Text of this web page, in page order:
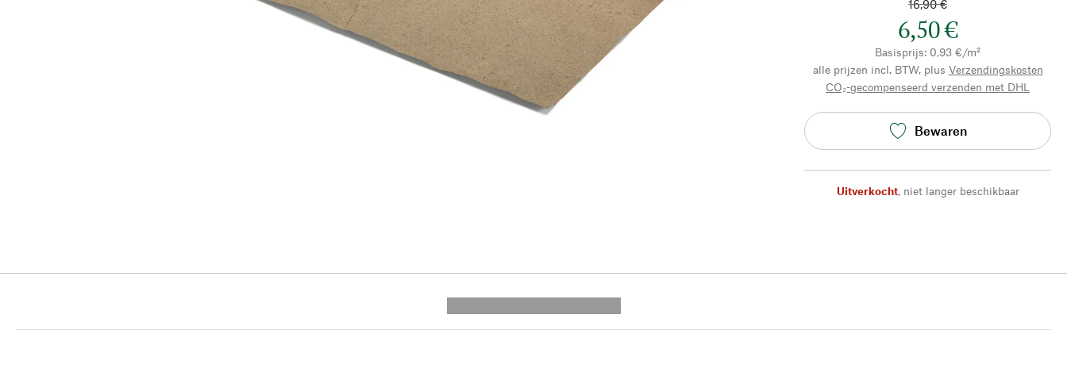
16,90 €
6,50 €
Basisprijs: 0,93 €/m²
alle prijzen incl. BTW, plus Verzendingskosten
CO₂-gecompenseerd verzenden met DHL
Bewaren
Uitverkocht, niet langer beschikbaar